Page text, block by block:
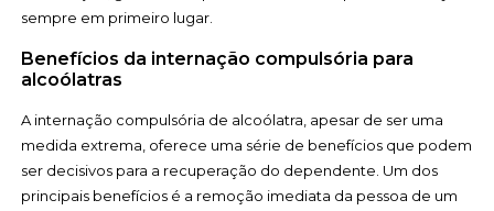
sempre em primeiro lugar.
Benefícios da internação compulsória para
alcoólatras
A internação compulsória de alcoólatra, apesar de ser uma
medida extrema, oferece uma série de benefícios que podem
ser decisivos para a recuperação do dependente. Um dos
principais benefícios é a remoção imediata da pessoa de um